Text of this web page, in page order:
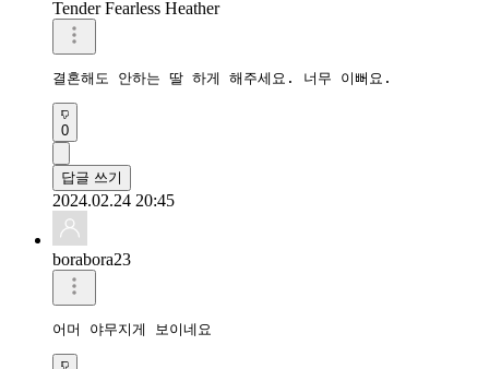
Tender Fearless Heather
결혼해도 안하는 딸 하게 해주세요. 너무 이뻐요.
0
답글 쓰기
2024.02.24 20:45
borabora23
어머 야무지게 보이네요